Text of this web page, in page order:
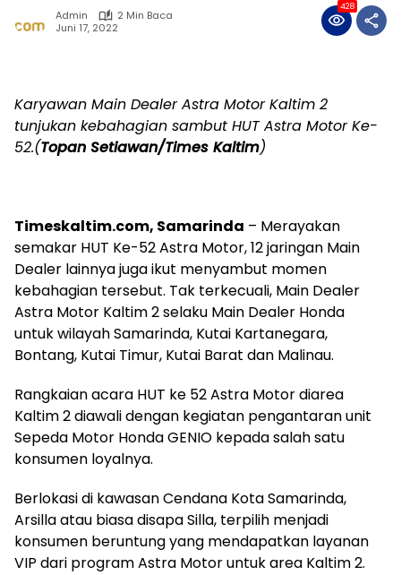
Admin
2 Min Baca
Juni 17, 2022
428
Karyawan Main Dealer Astra Motor Kaltim 2
tunjukan kebahagian sambut HUT Astra Motor Ke-
52.(Topan Setiawan/Times Kaltim)
Timeskaltim.com, Samarinda – Merayakan
semakar HUT Ke-52 Astra Motor, 12 jaringan Main
Dealer lainnya juga ikut menyambut momen
kebahagian tersebut. Tak terkecuali, Main Dealer
Astra Motor Kaltim 2 selaku Main Dealer Honda
untuk wilayah Samarinda, Kutai Kartanegara,
Bontang, Kutai Timur, Kutai Barat dan Malinau.
Rangkaian acara HUT ke 52 Astra Motor diarea
Kaltim 2 diawali dengan kegiatan pengantaran unit
Sepeda Motor Honda GENIO kepada salah satu
konsumen loyalnya.
Berlokasi di kawasan Cendana Kota Samarinda,
Arsilla atau biasa disapa Silla, terpilih menjadi
konsumen beruntung yang mendapatkan layanan
VIP dari program Astra Motor untuk area Kaltim 2.